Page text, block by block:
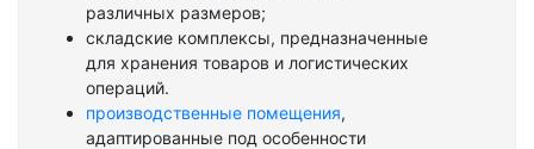
различных размеров;
складские комплексы, предназначенные
для хранения товаров и логистических
операций.
производственные помещения,
адаптированные под особенности